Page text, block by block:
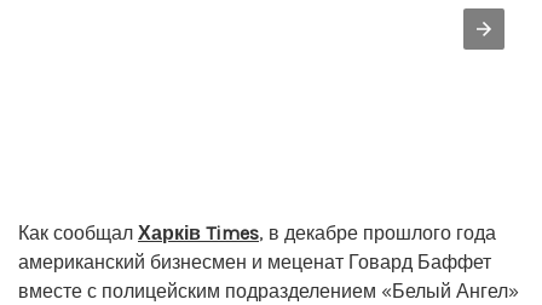
Как сообщал Харків Times, в декабре прошлого года
американский бизнесмен и меценат Говард Баффет
вместе с полицейским подразделением «Белый Ангел»